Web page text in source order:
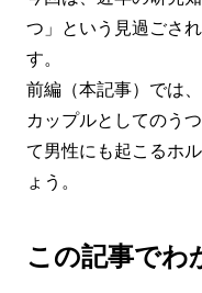
つ」という見過ごさ
す。
前編（本記事）では
カップルとしてのう
て男性にも起こるホ
ょう。
この記事でわ